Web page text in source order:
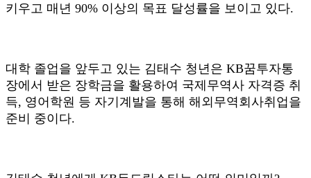
키우고 매년 90% 이상의 목표 달성률을 보이고 있다.
대학 졸업을 앞두고 있는 김태수 청년은 KB꿈투자통
장에서 받은 장학금을 활용하여 국제무역사 자격증 취
득, 영어학원 등 자기계발을 통해 해외무역회사취업을
준비 중이다.